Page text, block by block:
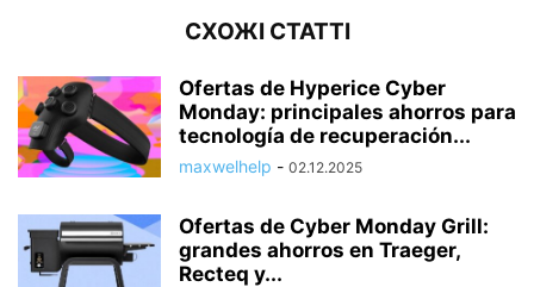
СХОЖІ СТАТТІ
Ofertas de Hyperice Cyber
Monday: principales ahorros para
tecnología de recuperación...
maxwelhelp - 02.12.2025
Ofertas de Cyber Monday Grill:
grandes ahorros en Traeger,
Recteq y...